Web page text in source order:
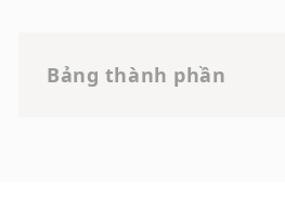
Bảng thành phần